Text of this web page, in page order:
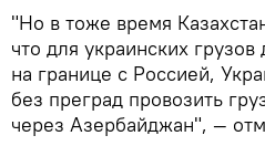
"Но в тоже время
что для украинских грузов
на границе с Россией,
без преград провозить
через Азербайджан", —